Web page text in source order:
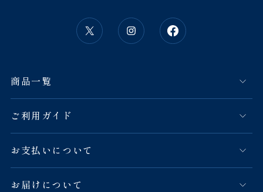
商品一覧
ご利用ガイド
お支払いについて
お届けについて